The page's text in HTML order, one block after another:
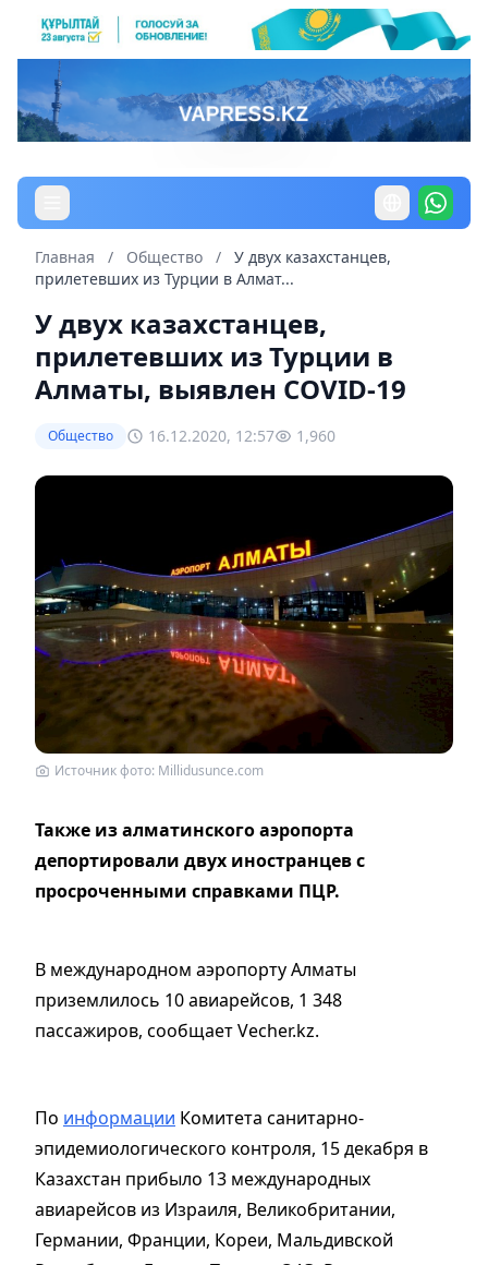
Главная / Общество /
У двух казахстанцев,
прилетевших из Турции в Алмат...
У двух казахстанцев,
прилетевших из Турции в
Алматы, выявлен COVID-19
Общество 16.12.2020, 12:57 1,960
Источник фото: Millidusunce.com
Также из алматинского аэропорта
депортировали двух иностранцев с
просроченными справками ПЦР.
В международном аэропорту Алматы
приземлилось 10 авиарейсов, 1 348
пассажиров, сообщает Vecher.kz.
По информации Комитета санитарно-
эпидемиологического контроля, 15 декабря в
Казахстан прибыло 13 международных
авиарейсов из Израиля, Великобритании,
Германии, Франции, Кореи, Мальдивской